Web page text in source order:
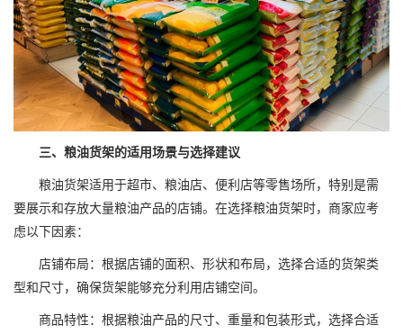
三、粮油货架的适用场景与选择建议
粮油货架适用于超市、粮油店、便利店等零售场所，特别是需
要展示和存放大量粮油产品的店铺。在选择粮油货架时，商家应考
虑以下因素：
店铺布局：根据店铺的面积、形状和布局，选择合适的货架类
型和尺寸，确保货架能够充分利用店铺空间。
商品特性：根据粮油产品的尺寸、重量和包装形式，选择合适